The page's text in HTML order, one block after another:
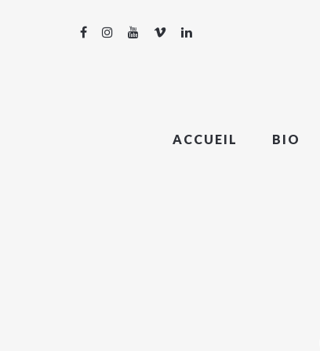
ACCUEIL BIO